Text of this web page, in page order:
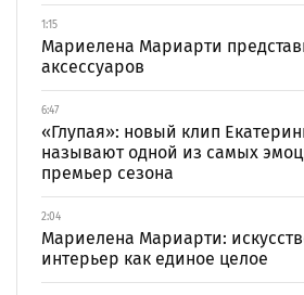
1:15
Мариелена Мариарти
аксессуаров
6:47
«Глупая»: новый клип
называют одной из самых
премьер сезона
2:04
Мариелена Мариарти:
интерьер как единое целое